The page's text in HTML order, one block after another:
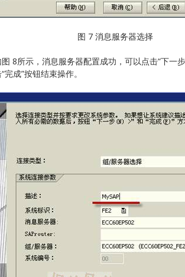
图 7 消息服务器选择
8所示，消息服务器配置成功，可以点击“下一
成”按钮结束操作。